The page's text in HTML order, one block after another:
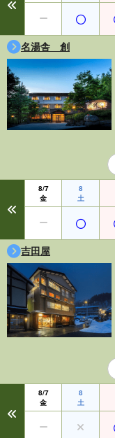
名湯舎 創
8/7
金
8
土
吉田屋
8/7
金
8
土